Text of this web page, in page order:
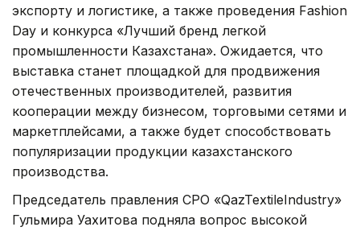
экспорту и логистике, а также проведения Fashion
Day и конкурса «Лучший бренд легкой
промышленности Казахстана». Ожидается, что
выставка станет площадкой для продвижения
отечественных производителей, развития
кооперации между бизнесом, торговыми сетями и
маркетплейсами, а также будет способствовать
популяризации продукции казахстанского
производства.
Председатель правления СРО «QazTextileIndustry»
Гульмира Уахитова подняла вопрос высокой